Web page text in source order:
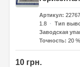
Артикул 22767
1.8
Тип
Заводская
Точность 20 %
10 грн.